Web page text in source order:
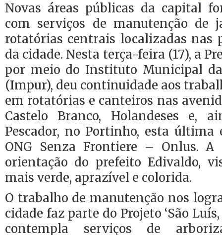
Novas áreas públicas da capital
com serviços de manutenção de
rotatórias centrais localizadas nas
da cidade. Nesta terça-feira (17), a
por meio do Instituto Municipal
(Impur), deu continuidade aos
em rotatórias e canteiros nas
Castelo Branco, Holandeses e,
Pescador, no Portinho, esta última
ONG Senza Frontiere – Onlus. A
orientação do prefeito Edivaldo,
mais verde, aprazível e colorida.
O trabalho de manutenção nos
cidade faz parte do Projeto ‘São Luís,
contempla serviços de